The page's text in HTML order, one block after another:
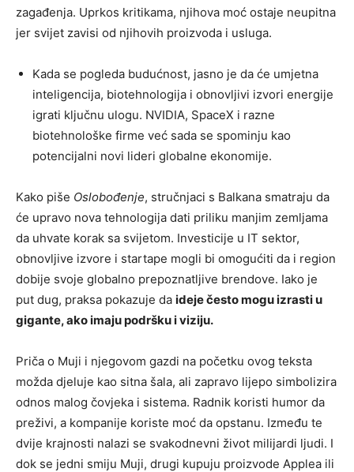
zagađenja. Uprkos kritikama, njihova moć ostaje neupitna
jer svijet zavisi od njihovih proizvoda i usluga.
Kada se pogleda budućnost, jasno je da će umjetna
inteligencija, biotehnologija i obnovljivi izvori energije
igrati ključnu ulogu. NVIDIA, SpaceX i razne
biotehnološke firme već sada se spominju kao
potencijalni novi lideri globalne ekonomije.
Kako piše Oslobođenje, stručnjaci s Balkana smatraju da
će upravo nova tehnologija dati priliku manjim zemljama
da uhvate korak sa svijetom. Investicije u IT sektor,
obnovljive izvore i startape mogli bi omogućiti da i region
dobije svoje globalno prepoznatljive brendove. Iako je
put dug, praksa pokazuje da ideje često mogu izrasti u
gigante, ako imaju podršku i viziju.
Priča o Muji i njegovom gazdi na početku ovog teksta
možda djeluje kao sitna šala, ali zapravo lijepo simbolizira
odnos malog čovjeka i sistema. Radnik koristi humor da
preživi, a kompanije koriste moć da opstanu. Između te
dvije krajnosti nalazi se svakodnevni život milijardi ljudi. I
dok se jedni smiju Muji, drugi kupuju proizvode Applea ili